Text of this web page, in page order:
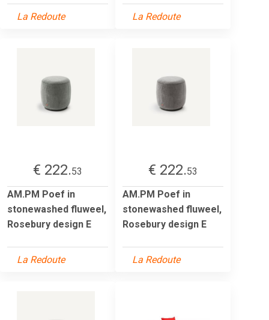
La Redoute La Redoute
€ 222.53
AM.PM Poef in
stonewashed fluweel,
Rosebury design E
La Redoute
€ 222.53
AM.PM Poef in
stonewashed fluweel,
Rosebury design E
La Redoute